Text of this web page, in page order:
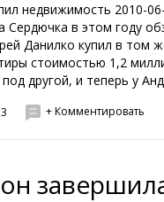
недвижимость 2010-
Сердючка в этом году
Данилко купил в том
стоимостью 1,2
другой, и теперь у
+ Комментировать